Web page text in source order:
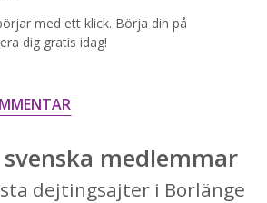
med ett klick. Börja din på
dig gratis idag!
medlemmar
dejtingsajter i Borlänge